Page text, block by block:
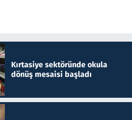
Kırtasiye sektöründe okula
dönüş mesaisi başladı